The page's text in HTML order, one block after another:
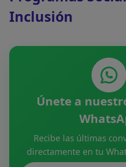
Inclusión
Únete a
Recibe las últimas
directamente en tu